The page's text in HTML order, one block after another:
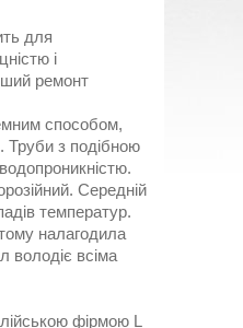
для
і
ремонт
способом,
Труби з подібною
Середній
температур.
налагодила
володіє всіма
фірмою L